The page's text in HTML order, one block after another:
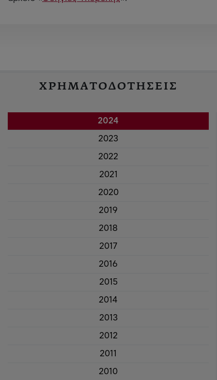
ΧΡΗΜΑΤΟΔΟΤΗΣΕΙΣ
2024
2023
2022
2021
2020
2019
2018
2017
2016
2015
2014
2013
2012
2011
2010